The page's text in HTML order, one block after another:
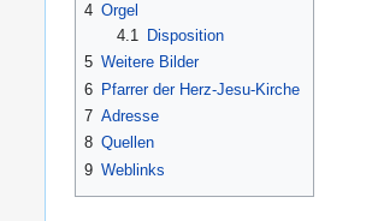
4 Orgel
4.1
Disposition
5 Weitere Bilder
6 Pfarrer der Herz-Jesu-Kirche
7 Adresse
8 Quellen
9 Weblinks